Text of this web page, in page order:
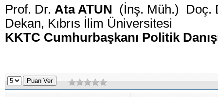
Prof. Dr. Ata ATUN (İnş. Müh.) Doç.
Dekan, Kıbrıs İlim Üniversitesi
KKTC Cumhurbaşkanı Politik